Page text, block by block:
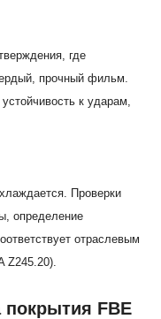
где
прочный фильм.
к ударам,
Проверки
определение
отраслевым
Z245.20).
FBE